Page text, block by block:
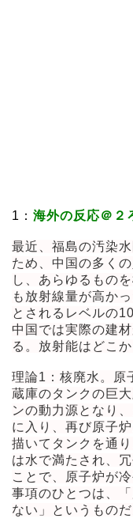
1： 海外の反応＠２
最近、福島の汚染
ため、中国の多く
し、あらゆるもの
も放射線量が高か
とされるレベルの
中国では実際の建
る。放射能はどこ
理論1：核廃水。原
蔵庫のタンクの巨
ンの動力源となり
に入り、再び原子
描いてタンクを通
は水で満たされ、
ことで、原子炉が
事項のひとつは、
ない」というものだ